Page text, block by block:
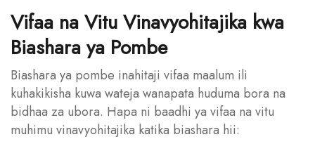
Vifaa na Vitu Vinavyohitajika kwa
Biashara ya Pombe
Biashara ya pombe inahitaji vifaa maalum ili
kuhakikisha kuwa wateja wanapata huduma bora na
bidhaa za ubora. Hapa ni baadhi ya vifaa na vitu
muhimu vinavyohitajika katika biashara hii: